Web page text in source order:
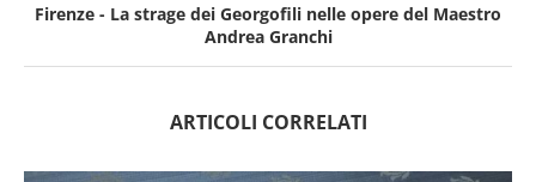
Firenze - La strage dei Georgofili nelle opere del Maestro
Andrea Granchi
ARTICOLI CORRELATI